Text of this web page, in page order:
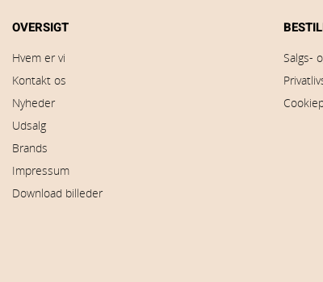
OVERSIGT
Hvem er vi
Kontakt os
Nyheder
Udsalg
Brands
Impressum
Download billeder
Salgs-